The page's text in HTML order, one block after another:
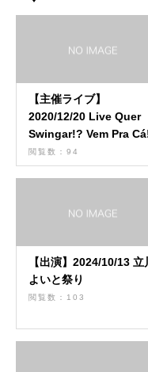
【主催ライブ】
2020/12/20 Live Quer
Swingar!? Vem Pra
Vol.2
閲覧数：94
【出演】2024/10/13 立川
よいと祭り
閲覧数：103